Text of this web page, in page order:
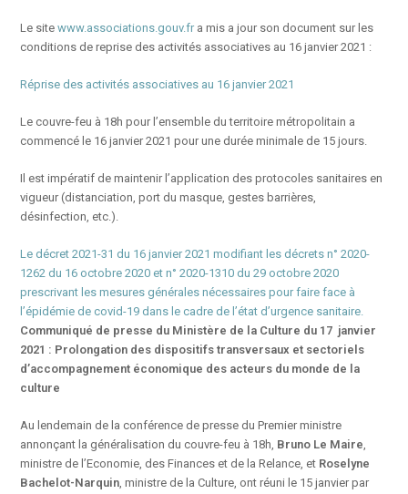
Le sitewww.associations.gouv.fra mis a jour son document sur les
conditions de reprise des activités associatives au 16 janvier 2021 :
Réprise des activités associatives au 16 janvier 2021
Le couvre-feu à 18h pour l’ensemble du territoire métropolitain a
commencé le 16 janvier 2021 pour une durée minimale de 15 jours.
Il est impératif de maintenir l’application des protocoles sanitaires en
vigueur (distanciation, port du masque, gestes barrières,
désinfection, etc.).
Le décret 2021-31 du 16 janvier 2021 modifiant les décrets n° 2020-
1262 du 16 octobre 2020 et n° 2020-1310 du 29 octobre 2020
prescrivant les mesures générales nécessaires pour faire face à
l’épidémie de covid-19 dans le cadre de l’état d’urgence sanitaire.
Communiqué de presse du Ministère de la Culture du 17 janvier
2021 : Prolongation des dispositifs transversaux et sectoriels
d’accompagnement économique des acteurs du monde de la
culture
Au lendemain de la conférence de presse du Premier ministre
annonçant la généralisation du couvre-feu à 18h, Bruno Le Maire,
ministre de l’Economie, des Finances et de la Relance, et Roselyne
Bachelot-Narquin, ministre de la Culture, ont réuni le 15 janvier par